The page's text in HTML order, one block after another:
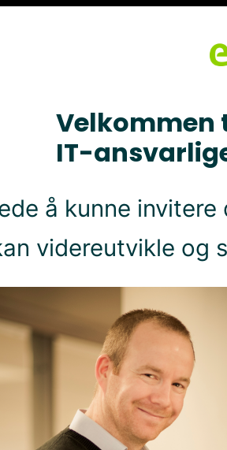
Velkommen
IT-
å kunne
videreutvikle og